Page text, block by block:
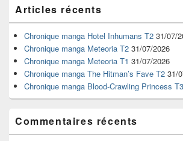
articles
principale
de
widget
pour
barre
latérale
Articles récents
Chronique manga Hotel Inhumans T2 31/07/
Chronique manga Meteoria T2 31/07/2026
Chronique manga Meteoria T1 31/07/2026
Chronique manga The Hitman’s Fave T2 31/
Chronique manga Blood-Crawling Princess T3
Commentaires récents